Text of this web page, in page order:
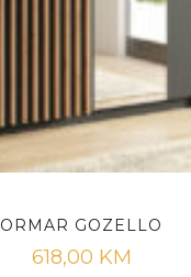
ORMAR GOZELLO
618,00 KM